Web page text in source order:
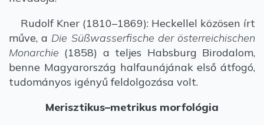
Rudolf Kner (1810–1869): Heckellel közösen írt
műve, a Die Süßwasserfische der österreichischen
Monarchie (1858) a teljes Habsburg Birodalom,
benne Magyarország halfaunájának első átfogó,
tudományos igényű feldolgozása volt.
Merisztikus–metrikus morfológia